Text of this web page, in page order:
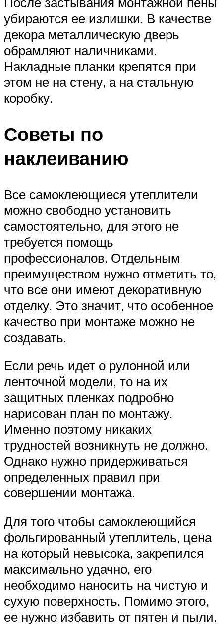
убираются ее излишки. В качестве
декора металлическую дверь
обрамляют наличниками.
Накладные планки крепятся при
этом не на стену, а на стальную
коробку.
Советы по
наклеиванию
Все самоклеющиеся утеплители
можно свободно установить
самостоятельно, для этого не
требуется помощь
профессионалов. Отдельным
преимуществом нужно отметить то,
что все они имеют декоративную
отделку. Это значит, что особенное
качество при монтаже можно не
создавать.
Если речь идет о рулонной или
ленточной модели, то на их
защитных пленках подробно
нарисован план по монтажу.
Именно поэтому никаких
трудностей возникнуть не должно.
Однако нужно придерживаться
определенных правил при
совершении монтажа.
Для того чтобы самоклеющийся
фольгированный утеплитель, цена
на который невысока, закрепился
максимально удачно, его
необходимо наносить на чистую и
сухую поверхность. Помимо этого,
ее нужно избавить от пятен и пыли.